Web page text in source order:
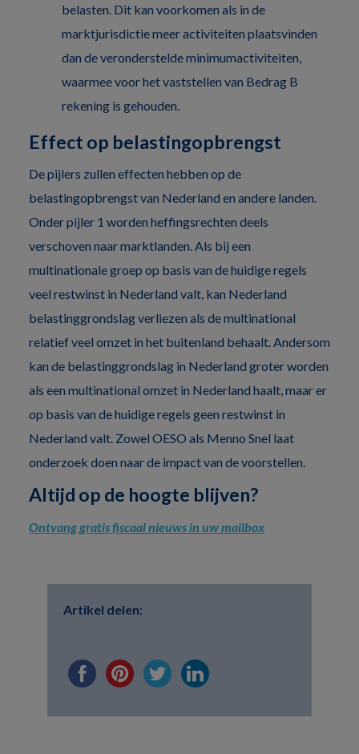
belasten. Dit kan voorkomen als in de
marktjurisdictie meer activiteiten plaatsvinden
dan de veronderstelde minimumactiviteiten,
waarmee voor het vaststellen van Bedrag B
rekening is gehouden.
Effect op belastingopbrengst
De pijlers zullen effecten hebben op de
belastingopbrengst van Nederland en andere landen.
Onder pijler 1 worden heffingsrechten deels
verschoven naar marktlanden. Als bij een
multinationale groep op basis van de huidige regels
veel restwinst in Nederland valt, kan Nederland
belastinggrondslag verliezen als de multinational
relatief veel omzet in het buitenland behaalt. Andersom
kan de belastinggrondslag in Nederland groter worden
als een multinational omzet in Nederland haalt, maar er
op basis van de huidige regels geen restwinst in
Nederland valt. Zowel OESO als Menno Snel laat
onderzoek doen naar de impact van de voorstellen.
Altijd op de hoogte blijven?
Ontvang gratis fiscaal nieuws in uw mailbox
Artikel delen: